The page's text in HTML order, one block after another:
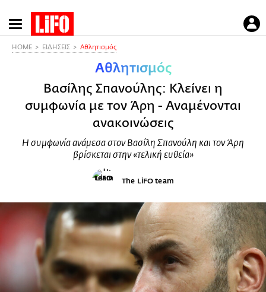
Παράκαμψη
προς
HOME ΕΙΔΗΣΕΙΣ Αθλητισμός
Αθλητισμός
Βασίλης Σπανούλης: Κλείνει η
συμφωνία με τον Άρη - Αναμένονται
ανακοινώσεις
Η συμφωνία ανάμεσα στον Βασίλη Σπανούλη και τον Άρη
βρίσκεται στην «τελική ευθεία»
The LiFO team